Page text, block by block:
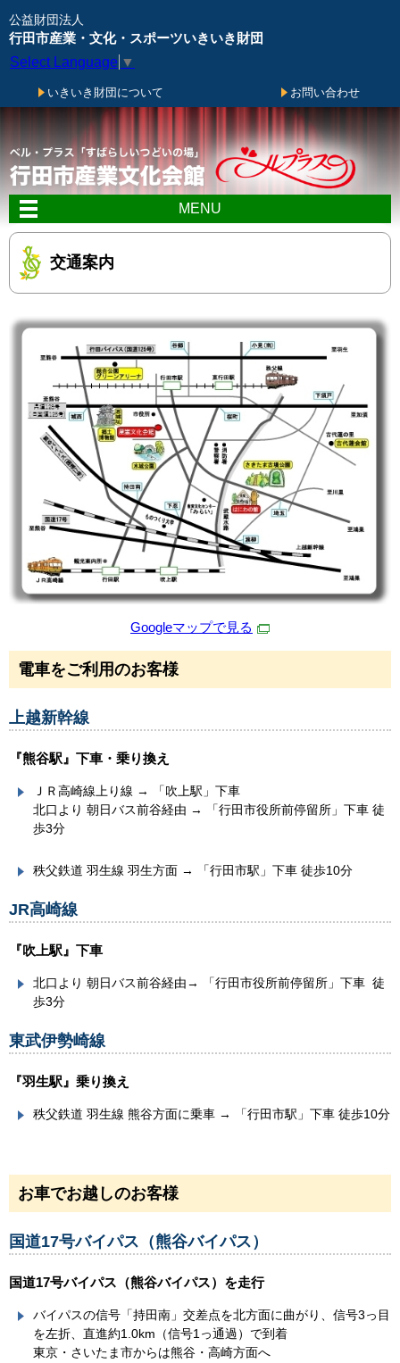
公益財団法人
行田市産業・文化・スポーツいきいき財団
Select Language ▼
いきいき財団について お問い合わせ
MENU
交通案内
Googleマップで見る
電車をご利用のお客様
上越新幹線
『熊谷駅』下車・乗り換え
ＪＲ高崎線上り線 → 「吹上駅」下車
北口より 朝日バス前谷経由 → 「行田市役所前停留所」下車 徒
歩3分
秩父鉄道 羽生線 羽生方面 → 「行田市駅」下車 徒歩10分
JR高崎線
『吹上駅』下車
北口より 朝日バス前谷経由→ 「行田市役所前停留所」下車 徒
歩3分
東武伊勢崎線
『羽生駅』乗り換え
秩父鉄道 羽生線 熊谷方面に乗車 → 「行田市駅」下車 徒歩10分
お車でお越しのお客様
国道17号バイパス（熊谷バイパス）
国道17号バイパス（熊谷バイパス）を走行
バイパスの信号「持田南」交差点を北方面に曲がり、信号3っ目
を左折、直進約1.0km（信号1っ通過）で到着
東京・さいたま市からは熊谷・高崎方面へ